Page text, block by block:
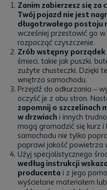
Zanim zabierzesz się za
Twój pojazd nie jest
długotrwałego postoju
wcześniej przestawić go
rozpocząć czyszczenie.
Zrób wstępny porządek
śmieci, takie jak puszki,
zużyte chusteczki. Dzięki
wnętrza samochodu.
Przejdź do odkurzania –
oczyść je z obu stron.
zapomnij o szczelinach
w drzwiach i innych
mogą gromadzić się kurz
samochodu nie tylko
poprawi jakość powietrza
Użyj specjalistycznego
według instrukcji
producenta i z jego
wyściełane materiałem